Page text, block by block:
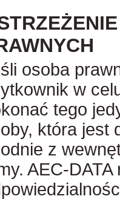
osoba
w
tego
która jest
z
AEC-DATA